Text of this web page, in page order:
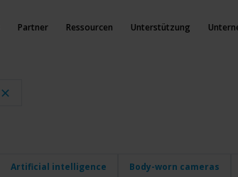
Partner Ressourcen Unterstützung
Artificial intelligence Body-worn cameras